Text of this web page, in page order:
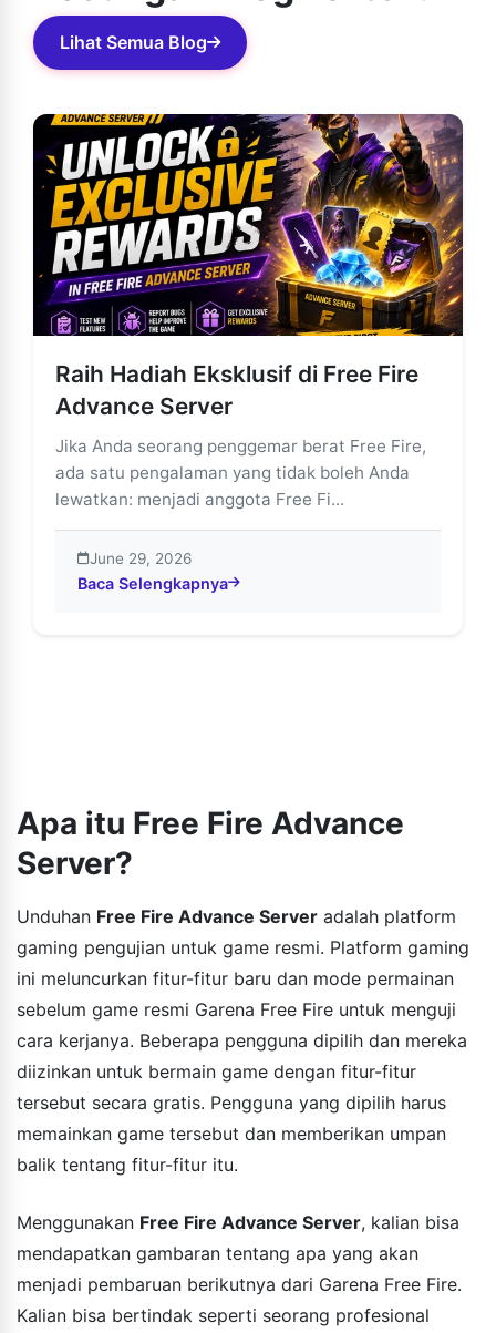
segera diselesaikan.
Lihat Semua Blog
Raih Hadiah Eksklusif di Free Fire
Advance Server
Jika Anda seorang penggemar berat Free Fire,
ada satu pengalaman yang tidak boleh Anda
lewatkan: menjadi anggota Free Fi...
June 29, 2026
Baca Selengkapnya
about Raih Hadiah Eksklusif di Free Fire Advance
Apa itu Free Fire Advance
Server?
Unduhan Free Fire Advance Server adalah platform
gaming pengujian untuk game resmi. Platform gaming
ini meluncurkan fitur-fitur baru dan mode permainan
sebelum game resmi Garena Free Fire untuk menguji
cara kerjanya. Beberapa pengguna dipilih dan mereka
diizinkan untuk bermain game dengan fitur-fitur
tersebut secara gratis. Pengguna yang dipilih harus
memainkan game tersebut dan memberikan umpan
balik tentang fitur-fitur itu.
Menggunakan Free Fire Advance Server, kalian bisa
mendapatkan gambaran tentang apa yang akan
menjadi pembaruan berikutnya dari Garena Free Fire.
Kalian bisa bertindak seperti seorang profesional